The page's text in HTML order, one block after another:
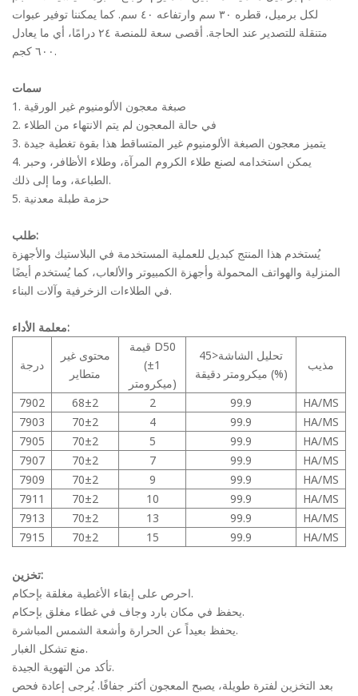
لكل برميل، قطره ٣٠ سم وارتفاعه ٤٠ سم. كما يمكننا توفير عبوات
متنقلة للتصدير عند الحاجة. أقصى سعة للمنصة ٢٤ درامًا، أي ما يعادل
٦٠٠ كجم.
سمات
1. صبغة معجون الألومنيوم غير الورقية
2. في حالة المعجون لم يتم الانتهاء من الطلاء
3. يتميز معجون الصبغة الألومنيوم غير المتساقط هذا بقوة تغطية جيدة
4. يمكن استخدامه لصنع طلاء الكروم المرآة، وطلاء الأظافر، وحبر
الطباعة، وما إلى ذلك.
5. حزمة طبلة معدنية
طلب:
يُستخدم هذا المنتج كبديل للعملية المستخدمة في البلاستيك والأجهزة
المنزلية والهواتف المحمولة وأجهزة الكمبيوتر والألعاب، كما يُستخدم أيضًا
في الطلاءات الزخرفية وآلات البناء.
معلمة الأداء:
درجة
محتوى غير
متطاير
قيمة D50
(±1
ميكرومتر)
تحليل الشاشة<45
ميكرومتر دقيقة (%)
مذيب
7902 68±2 2 99.9
HA/MS
7903
70±2 4 99.9
HA/MS
7905
70±2 5 99.9
HA/MS
7907
70±2 7 99.9
HA/MS
7909
70±2 9 99.9
HA/MS
7911
70±2 10 99.9
HA/MS
7913
70±2 13 99.9
HA/MS
7915
70±2 15 99.9 HA/MS
تخزين:
احرص على إبقاء الأغطية مغلقة بإحكام.
يحفظ في مكان بارد وجاف في غطاء مغلق بإحكام.
يحفظ بعيداً عن الحرارة وأشعة الشمس المباشرة.
منع تشكل الغبار.
تأكد من التهوية الجيدة.
بعد التخزين لفترة طويلة، يصبح المعجون أكثر جفافًا. يُرجى إعادة فحص